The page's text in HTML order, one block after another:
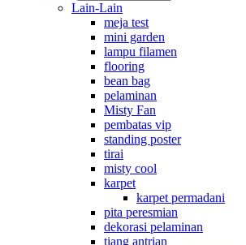
Lain-Lain
meja test
mini garden
lampu filamen
flooring
bean bag
pelaminan
Misty Fan
pembatas vip
standing poster
tirai
misty cool
karpet
karpet permadani
pita peresmian
dekorasi pelaminan
tiang antrian